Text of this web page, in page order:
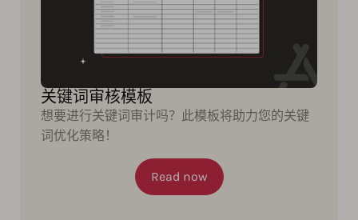
关键词审核模板
想要进行关键词审计吗？此模板将助力您的关键
词优化策略！
Read now